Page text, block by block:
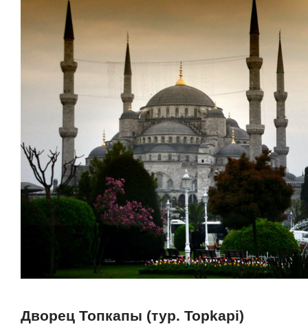
Дворец Топкапы (тур. Topkapi)